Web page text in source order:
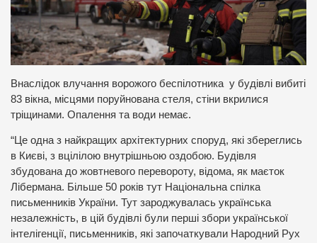
Внаслідок влучання ворожого беспілотника у будівлі вибиті
83 вікна, місцями поруйнована стеля, стіни вкрилися
тріщинами. Опалення та води немає.
“Це одна з найкращих архітектурних споруд, які збереглись
в Києві, з вцілілою внутрішньою оздобою. Будівля
збудована до жовтневого перевороту, відома, як маєток
Лібермана. Більше 50 років тут Національна спілка
письменників України. Тут зароджувалась українська
незалежність, в цій будівлі були перші збори української
інтелігенції, письменників, які започаткували Народний Рух